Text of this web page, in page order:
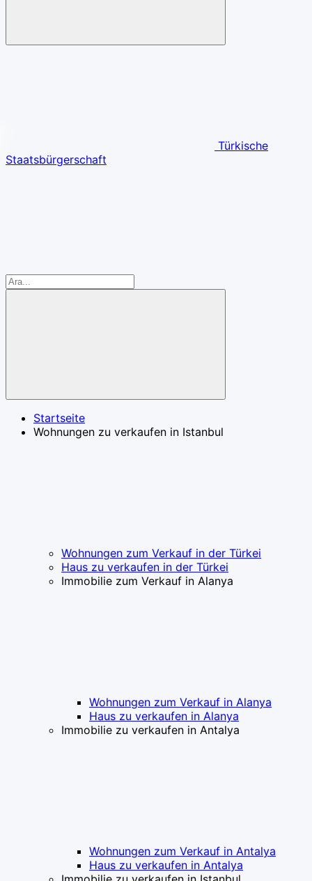
Türkische
Staatsbürgerschaft
Startseite
Wohnungen zu verkaufen in Istanbul
Wohnungen zum Verkauf in der Türkei
Haus zu verkaufen in der Türkei
Immobilie zum Verkauf in Alanya
Wohnungen zum Verkauf in Alanya
Haus zu verkaufen in Alanya
Immobilie zu verkaufen in Antalya
Wohnungen zum Verkauf in Antalya
Haus zu verkaufen in Antalya